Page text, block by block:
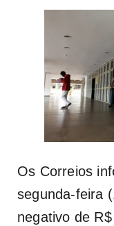
Os Correios
segunda-feira
negativo de